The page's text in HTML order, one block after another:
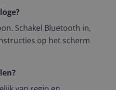
Schakel Bluetooth in,
op het scherm